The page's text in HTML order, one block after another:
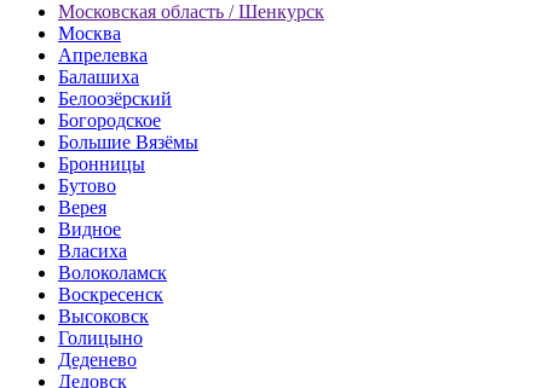
Московская область / Шенкурск
Москва
Апрелевка
Балашиха
Белоозёрский
Богородское
Большие Вязёмы
Бронницы
Бутово
Верея
Видное
Власиха
Волоколамск
Воскресенск
Высоковск
Голицыно
Деденево
Дедовск